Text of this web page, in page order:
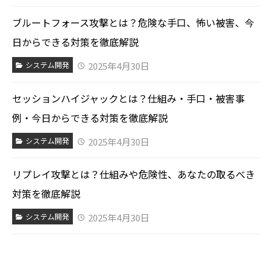
ブルートフォース攻撃とは？危険な手口、怖い被害、今
日からできる対策を徹底解説
システム開発 2025年4月30日
セッションハイジャックとは？仕組み・手口・被害事
例・今日からできる対策を徹底解説
システム開発 2025年4月30日
リプレイ攻撃とは？仕組みや危険性、あなたの取るべき
対策を徹底解説
システム開発 2025年4月30日